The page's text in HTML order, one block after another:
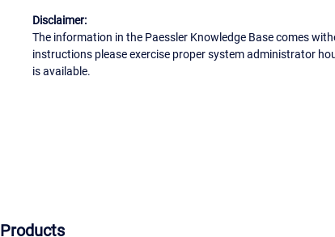
Disclaimer:
The information in the Paessler Knowledge Base comes
instructions please exercise proper system administrator
is available.
Products